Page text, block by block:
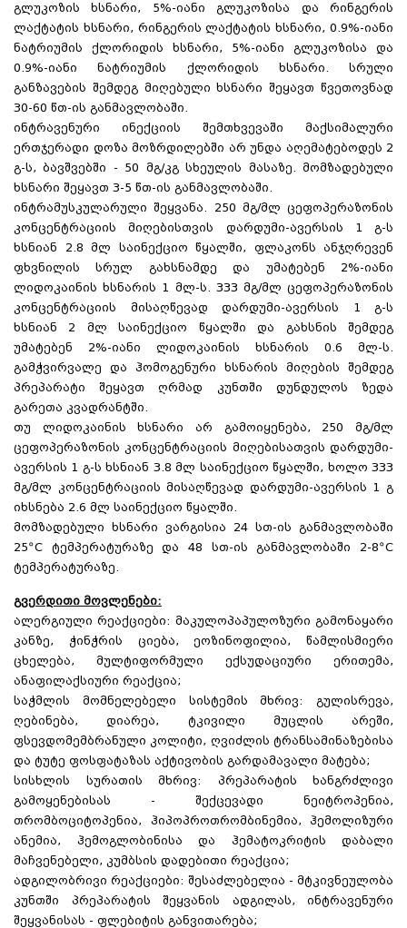
გლუკოზის ხსნარი, 5%-იანი გლუკოზისა და რინგერის
ლაქტატის ხსნარი, რინგერის ლაქტატის ხსნარი, 0.9%-იანი
ნატრიუმის ქლორიდის ხსნარი, 5%-იანი გლუკოზისა და
0.9%-იანი ნატრიუმის ქლორიდის ხსნარი. სრული
განზავების შემდეგ მიღებული ხსნარი შეყავთ წვეთოვნად
30-60 წთ-ის განმავლობაში.
ინტრავენური ინექციის შემთხვევაში მაქსიმალური
ერთჯერადი დოზა მოზრდილებში არ უნდა აღემატებოდეს 2
გ-ს, ბავშვებში - 50 მგ/კგ სხეულის მასაზე. მომზადებული
ხსნარი შეყავთ 3-5 წთ-ის განმავლობაში.
ინტრამუსკულარული შეყვანა. 250 მგ/მლ ცეფოპერაზონის
კონცენტრაციის მიღებისთვის დარდუმი-ავერსის 1 გ-ს
ხსნიან 2.8 მლ საინექციო წყალში, ფლაკონს ანჯღრევენ
ფხვნილის სრულ გახსნამდე და უმატებენ 2%-იანი
ლიდოკაინის ხსნარის 1 მლ-ს. 333 მგ/მლ ცეფოპერაზონის
კონცენტრაციის მისაღწევად დარდუმი-ავერსის 1 გ-ს
ხსნიან 2 მლ საინექციო წყალში და გახსნის შემდეგ
უმატებენ 2%-იანი ლიდოკაინის ხსნარის 0.6 მლ-ს.
გამჭვირვალე და ჰომოგენური ხსნარის მიღების შემდეგ
პრეპარატი შეყავთ ღრმად კუნთში დუნდულოს ზედა
გარეთა კვადრანტში.
თუ ლიდოკაინის ხსნარი არ გამოიყენება, 250 მგ/მლ
ცეფოპერაზონის კონცენტრაციის მიღებისათვის დარდუმი-
ავერსის 1 გ-ს ხსნიან 3.8 მლ საინექციო წყალში, ხოლო 333
მგ/მლ კონცენტრაციის მისაღწევად დარდუმი-ავერსის 1 გ
იხსნება 2.6 მლ საინექციო წყალში.
მომზადებული ხსნარი ვარგისია 24 სთ-ის განმავლობაში
25ºC ტემპერატურაზე და 48 სთ-ის განმავლობაში 2-8ºC
ტემპერატურაზე.
გვერდითი მოვლენები:
ალერგიული რეაქციები: მაკულოპაპულოზური გამონაყარი
კანზე, ჭინჭრის ციება, ეოზინოფილია, წამლისმიერი
ცხელება, მულტიფორმული ექსუდაციური ერითემა,
ანაფილაქსიური რეაქცია;
საჭმლის მომნელებელი სისტემის მხრივ: გულისრევა,
ღებინება, დიარეა, ტკივილი მუცლის არეში,
ფსევდომემბრანული კოლიტი, ღვიძლის ტრანსამინაზებისა
და ტუტე ფოსფატაზას აქტივობის გარდამავალი მატება;
სისხლის სურათის მხრივ: პრეპარატის ხანგრძლივი
გამოყენებისას - შექცევადი ნეიტროპენია,
თრომბოციტოპენია, ჰიპოპროთრომბინემია, ჰემოლიზური
ანემია, ჰემოგლობინისა და ჰემატოკრიტის დაბალი
მაჩვენებელი, კუმბსის დადებითი რეაქცია;
ადგილობრივი რეაქციები: შესაძლებელია - მტკივნეულობა
კუნთში პრეპარატის შეყვანის ადგილას, ინტრავენური
შეყვანისას - ფლებიტის განვითარება;